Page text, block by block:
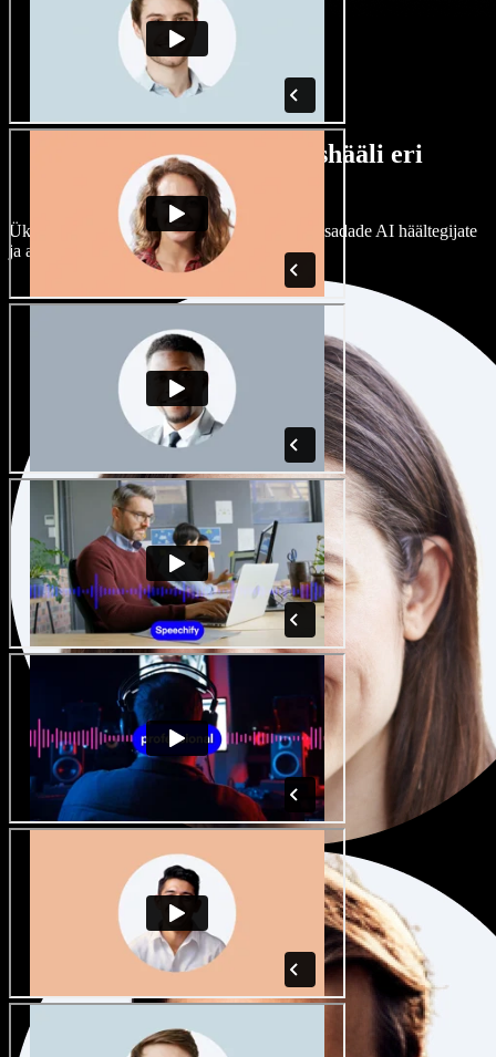
Lai valik mees- ja naishääli eri
aktsentidega
Ükski projekt ei pea kõlama ühtemoodi. Vali sadade AI häältegijate
ja aktsentide hulgast ning kohanda neid.